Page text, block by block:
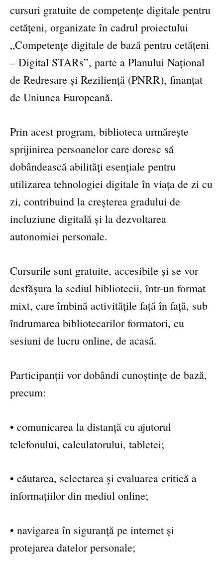
cursuri gratuite de competențe digitale pentru
cetățeni, organizate în cadrul proiectului
„Competențe digitale de bază pentru cetățeni
– Digital STARs”, parte a Planului Național
de Redresare și Reziliență (PNRR), finanțat
de Uniunea Europeană.
Prin acest program, biblioteca urmărește
sprijinirea persoanelor care doresc să
dobândească abilități esențiale pentru
utilizarea tehnologiei digitale în viața de zi cu
zi, contribuind la creșterea gradului de
incluziune digitală și la dezvoltarea
autonomiei personale.
Cursurile sunt gratuite, accesibile și se vor
desfășura la sediul bibliotecii, într-un format
mixt, care îmbină activitățile față în față, sub
îndrumarea bibliotecarilor formatori, cu
sesiuni de lucru online, de acasă.
Participanții vor dobândi cunoștințe de bază,
precum:
• comunicarea la distanță cu ajutorul
telefonului, calculatorului, tabletei;
• căutarea, selectarea și evaluarea critică a
informațiilor din mediul online;
• navigarea în siguranță pe internet și
protejarea datelor personale;